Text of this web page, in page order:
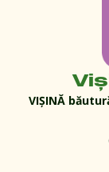
VIȘINĂ